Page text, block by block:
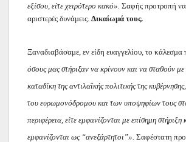
εξίσου, είτε χειρότερο κακό». Σαφής προτροπή
αριστερές δυνάμεις. Δικαίωμά τους.
Ξαναδιαβάσαμε, εν είδη ευαγγελίου, το κάλεσμα
όσους μας στήριξαν να κρίνουν και να σταθούν με
καταδίκη της αντιλαϊκής πολιτικής της
του ευρωμονόδρομου και των υποψηφίων τους
περιφέρεια, είτε εμφανίζονται με επίσημη
εμφανίζονται ως “ανεξάρτητοι”». Σαφέστατη